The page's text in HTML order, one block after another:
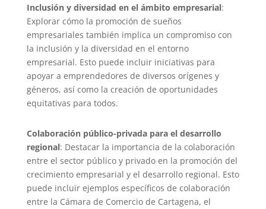
Inclusión y diversidad en el ámbito empresarial:
Explorar cómo la promoción de sueños
empresariales también implica un compromiso con
la inclusión y la diversidad en el entorno
empresarial. Esto puede incluir iniciativas para
apoyar a emprendedores de diversos orígenes y
géneros, así como la creación de oportunidades
equitativas para todos.
Colaboración público-privada para el desarrollo
regional: Destacar la importancia de la colaboración
entre el sector público y privado en la promoción del
crecimiento empresarial y el desarrollo regional. Esto
puede incluir ejemplos específicos de colaboración
entre la Cámara de Comercio de Cartagena, el